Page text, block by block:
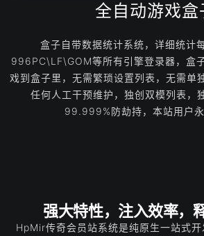
全自动游戏盒
盒子自带数据统计系统，详细统计
996PC\LF\GOM等所有引擎登录器，盒
戏到盒子里，无需繁琐设置列表，无需单
任何人工干预维护，独创双模列表，
99.999%防劫持，本站用户永
强大特性，注入效率，
HpMir传奇会员站系统是纯原生一站式